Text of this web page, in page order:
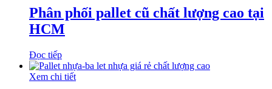
Phân phối pallet cũ chất lượng cao tại
HCM
Đọc tiếp
Xem chi tiết